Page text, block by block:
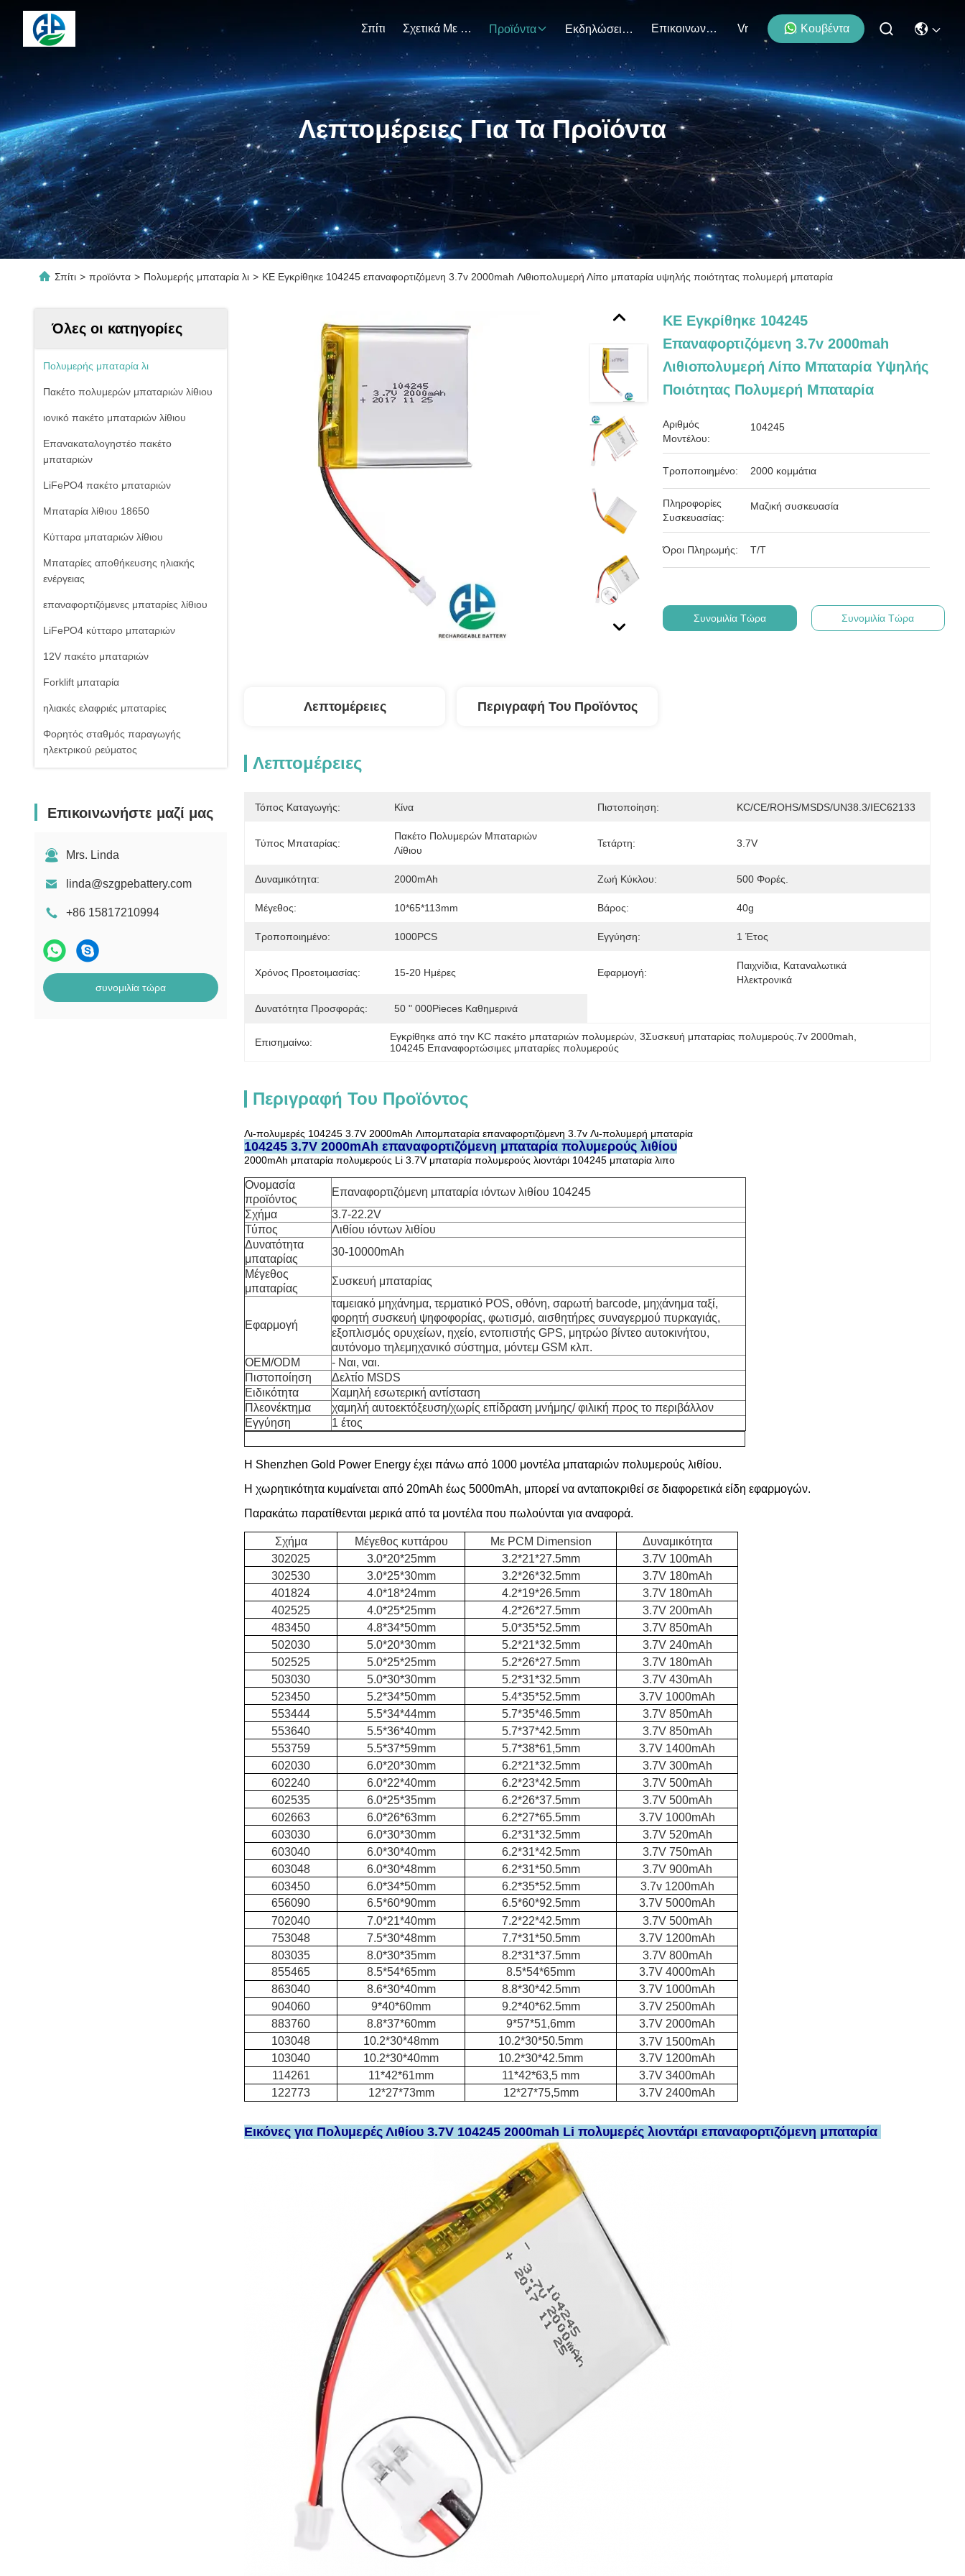
Σπίτι Σχετικά Με Εμάς Προϊόντα Εκδηλώσεις Επικοινωνήστε Μαζί Μας Vr Κουβέντα
Λεπτομέρειες Για Τα Προϊόντα
Σπίτι > προϊόντα > Πολυμερής μπαταρία λι > ΚΕ Εγκρίθηκε 104245 επαναφορτιζόμενη 3.7v 2000mah Λιθιοπολυμερή Λίπο μπαταρία υψηλής ποιότητας πολυμερή μπαταρία
Όλες οι κατηγορίες
Πολυμερής μπαταρία λι
Πακέτο πολυμερών μπαταριών λίθιου
ιονικό πακέτο μπαταριών λίθιου
Επανακαταλογηστέο πακέτο
μπαταριών
LiFePO4 πακέτο μπαταριών
Μπαταρία λίθιου 18650
Κύτταρα μπαταριών λίθιου
Μπαταρίες αποθήκευσης ηλιακής
ενέργειας
επαναφορτιζόμενες μπαταρίες λίθιου
LiFePO4 κύτταρο μπαταριών
12V πακέτο μπαταριών
Forklift μπαταρία
ηλιακές ελαφριές μπαταρίες
Φορητός σταθμός παραγωγής
ηλεκτρικού ρεύματος
Επικοινωνήστε μαζί μας
Mrs. Linda
linda@szgpebattery.com
+86 15817210994
συνομιλία τώρα
ΚΕ Εγκρίθηκε 104245
Επαναφορτιζόμενη 3.7v 2000mah
Λιθιοπολυμερή Λίπο Μπαταρία Υψηλής
Ποιότητας Πολυμερή Μπαταρία
Αριθμός
Μοντέλου:
104245
Τροποποιημένο: 2000 κομμάτια
Πληροφορίες
Συσκευασίας:
Μαζική συσκευασία
Όροι Πληρωμής: Τ/Τ
Συνομιλία Τώρα Συνομιλία Τώρα
Λεπτομέρειες Περιγραφή Του Προϊόντος
Λεπτομέρειες
Τόπος Καταγωγής: Κίνα Πιστοποίηση: KC/CE/ROHS/MSDS/UN38.3/IEC62133
Τύπος Μπαταρίας:
Πακέτο Πολυμερών Μπαταριών
Λίθιου
Τετάρτη: 3.7V
Δυναμικότητα: 2000mAh Ζωή Κύκλου: 500 Φορές.
Μέγεθος: 10*65*113mm Βάρος: 40g
Τροποποιημένο: 1000PCS Εγγύηση: 1 Έτος
Χρόνος Προετοιμασίας: 15-20 Ημέρες Εφαρμογή:
Παιχνίδια, Καταναλωτικά
Ηλεκτρονικά
Δυνατότητα Προσφοράς: 50 " 000Pieces Καθημερινά
Επισημαίνω: Εγκρίθηκε από την KC πακέτο μπαταριών πολυμερών , 3Συσκευή μπαταρίας πολυμερούς.7v 2000mah
104245 Επαναφορτώσιμες μπαταρίες πολυμερούς
Περιγραφή Του Προϊόντος
Λι-πολυμερές 104245 3.7V 2000mAh Λιπομπαταρία επαναφορτιζόμενη 3.7v Λι-πολυμερή μπαταρία
104245 3.7V 2000mAh επαναφορτιζόμενη μπαταρία πολυμερούς λιθίου
2000mAh μπαταρία πολυμερούς Li 3.7V μπαταρία πολυμερούς λιοντάρι 104245 μπαταρία λιπο
Ονομασία
προϊόντος
Επαναφορτιζόμενη μπαταρία ιόντων λιθίου 104245
Σχήμα
3.7-22.2V
Τύπος
Λιθίου ιόντων λιθίου
Δυνατότητα
μπαταρίας
30-10000mAh
Μέγεθος
μπαταρίας
Συσκευή μπαταρίας
Εφαρμογή
ταμειακό μηχάνημα, τερματικό POS, οθόνη, σαρωτή barcode, μηχάνημα ταξί,
φορητή συσκευή ψηφοφορίας, φωτισμό, αισθητήρες συναγερμού πυρκαγιάς,
εξοπλισμός ορυχείων, ηχείο, εντοπιστής GPS, μητρώο βίντεο αυτοκινήτου,
αυτόνομο τηλεμηχανικό σύστημα, μόντεμ GSM κλπ.
OEM/ODM
- Ναι, ναι.
Πιστοποίηση
Δελτίο MSDS
Ειδικότητα
Χαμηλή εσωτερική αντίσταση
Πλεονέκτημα
χαμηλή αυτοεκτόξευση/χωρίς επίδραση μνήμης/ φιλική προς το περιβάλλον
Εγγύηση
1 έτος
Η Shenzhen Gold Power Energy έχει πάνω από 1000 μοντέλα μπαταριών πολυμερούς λιθίου.
Η χωρητικότητα κυμαίνεται από 20mAh έως 5000mAh, μπορεί να ανταποκριθεί σε διαφορετικά είδη εφαρμογών.
Παρακάτω παρατίθενται μερικά από τα μοντέλα που πωλούνται για αναφορά.
Σχήμα Μέγεθος κυττάρου Με PCM Dimension
Δυναμικότητα
302025
3.0*20*25mm 3.2*21*27.5mm
3.7V 100mAh
302530
3.0*25*30mm 3.2*26*32.5mm
3.7V 180mAh
401824
4.0*18*24mm 4.2*19*26.5mm
3.7V 180mAh
402525
4.0*25*25mm 4.2*26*27.5mm
3.7V 200mAh
483450
4.8*34*50mm 5.0*35*52.5mm
3.7V 850mAh
502030
5.0*20*30mm 5.2*21*32.5mm
3.7V 240mAh
502525
5.0*25*25mm 5.2*26*27.5mm
3.7V 180mAh
503030
5.0*30*30mm 5.2*31*32.5mm
3.7V 430mAh
523450
5.2*34*50mm 5.4*35*52.5mm
3.7V 1000mAh
553444
5.5*34*44mm 5.7*35*46.5mm
3.7V 850mAh
553640
5.5*36*40mm 5.7*37*42.5mm
3.7V 850mAh
553759
5.5*37*59mm 5.7*38*61,5mm
3.7V 1400mAh
602030
6.0*20*30mm 6.2*21*32.5mm
3.7V 300mAh
602240
6.0*22*40mm 6.2*23*42.5mm
3.7V 500mAh
602535
6.0*25*35mm 6.2*26*37.5mm
3.7V 500mAh
602663
6.0*26*63mm 6.2*27*65.5mm
3.7V 1000mAh
603030
6.0*30*30mm 6.2*31*32.5mm
3.7V 520mAh
603040
6.0*30*40mm 6.2*31*42.5mm
3.7V 750mAh
603048
6.0*30*48mm 6.2*31*50.5mm
3.7V 900mAh
603450
6.0*34*50mm 6.2*35*52.5mm
3.7v 1200mAh
656090
6.5*60*90mm 6.5*60*92.5mm
3.7V 5000mAh
702040
7.0*21*40mm 7.2*22*42.5mm
3.7V 500mAh
753048
7.5*30*48mm 7.7*31*50.5mm
3.7V 1200mAh
803035
8.0*30*35mm 8.2*31*37.5mm
3.7V 800mAh
855465
8.5*54*65mm 8.5*54*65mm
3.7V 4000mAh
863040
8.6*30*40mm 8.8*30*42.5mm
3.7V 1000mAh
904060
9*40*60mm 9.2*40*62.5mm
3.7V 2500mAh
883760
8.8*37*60mm 9*57*51,6mm
3.7V 2000mAh
103048
10.2*30*48mm 10.2*30*50.5mm
3.7V 1500mAh
103040
10.2*30*40mm 10.2*30*42.5mm
3.7V 1200mAh
114261
11*42*61mm 11*42*63,5 mm
3.7V 3400mAh
122773
12*27*73mm 12*27*75,5mm 3.7V 2400mAh
Εικόνες για Πολυμερές Λιθίου 3.7V 104245 2000mah Li πολυμερές λιοντάρι επαναφορτιζόμενη μπαταρία